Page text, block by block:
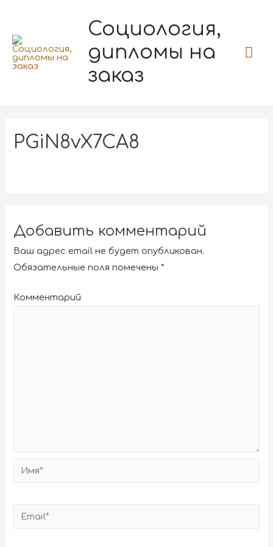
Социология,
дипломы на
заказ
PGiN8vX7CA8
Добавить комментарий
Ваш адрес email не будет опубликован.
Обязательные поля помечены*
Комментарий